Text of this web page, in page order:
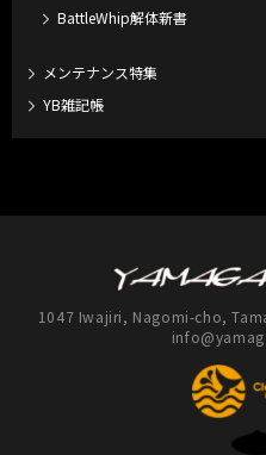
BattleWhip解体新書
メンテナンス特集
YB雑記帳
1047 Iwajiri, Nagomi-cho,